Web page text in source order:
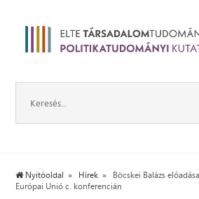
Nyitóoldal Hírek
Böcskei Balázs
Európai Unió c. konferencián